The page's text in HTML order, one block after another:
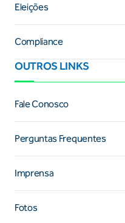
Eleições
Compliance
OUTROS LINKS
Fale Conosco
Perguntas Frequentes
Imprensa
Fotos